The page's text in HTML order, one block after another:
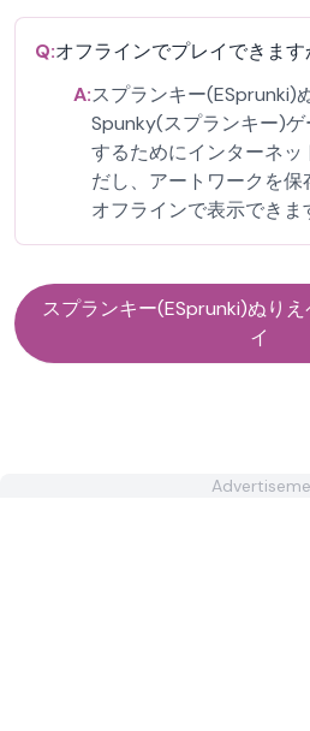
Q:オフラインでプレイできます
A:スプランキー(ESprunki)
Spunky(スプランキー)
するためにインターネ
だし、アートワークを
オフラインで表示できま
スプランキー(ESprunki)ぬり
イ